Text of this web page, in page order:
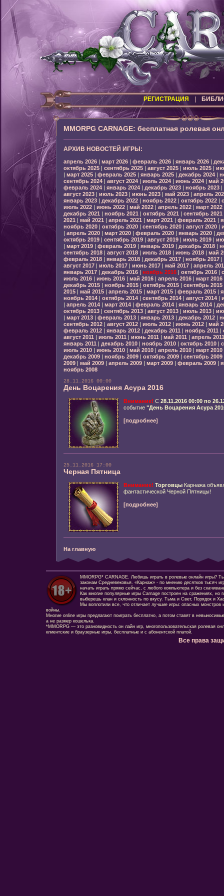
РЕГИСТРАЦИЯ
MMORPG CARNAGE: бесплатная ролевая
АРХИВ НОВОСТЕЙ ИГРЫ:
апрель 2026| март 2026| февраль 2026| январь 2026|
октябрь 2025| сентябрь 2025| август 2025| июль 2025|
| март 2025| февраль 2025| январь 2025| декабрь 2024|
сентябрь 2024| август 2024| июль 2024| июнь 2024| май
февраль 2024| январь 2024| декабрь 2023| ноябрь 2023|
август 2023| июль 2023| июнь 2023| май 2023| апрель
январь 2023| декабрь 2022| ноябрь 2022| октябрь 2022|
июль 2022| июнь 2022| май 2022| апрель 2022| март 2022
декабрь 2021 | ноябрь 2021 | октябрь 2021 | сентябрь 2021
2021 | май 2021 | апрель 2021 | март 2021 | февраль 2021 |
ноябрь 2020| октябрь 2020| сентябрь 2020| август 2020|
| апрель 2020| март 2020| февраль 2020| январь 2020|
октябрь 2019| сентябрь 2019| август 2019| июль 2019|
| март 2019| февраль 2019| январь 2019| декабрь 2018|
сентябрь 2018| август 2018| июль 2018| июнь 2018| май
февраль 2018| январь 2018| декабрь 2017| ноябрь 2017|
август 2017| июль 2017| июнь 2017| май 2017| апрель
январь 2017| декабрь 2016| ноябрь 2016| октябрь 2016|
июль 2016| июнь 2016| май 2016| апрель 2016| март 2016
декабрь 2015| ноябрь 2015| октябрь 2015| сентябрь 2015
2015| май 2015| апрель 2015| март 2015| февраль 2015|
ноябрь 2014| октябрь 2014| сентябрь 2014| август 2014|
| апрель 2014| март 2014| февраль 2014| январь 2014|
октябрь 2013| сентябрь 2013| август 2013| июль 2013|
| март 2013| февраль 2013| январь 2013| декабрь 2012|
сентябрь 2012| август 2012| июль 2012| июнь 2012| май
февраль 2012| январь 2012| декабрь 2011 | ноябрь 2011 |
август 2011 | июль 2011 | июнь 2011 | май 2011 | апрель 2011
январь 2011 | декабрь 2010| ноябрь 2010| октябрь 2010|
июль 2010| июнь 2010| май 2010| апрель 2010| март 2010
декабрь 2009| ноябрь 2009| октябрь 2009| сентябрь 2009
2009| май 2009| апрель 2009| март 2009| февраль 2009|
ноябрь 2008
28.11.2016 00:00
День Воцарения Асура 2016
Внимание! С 28.11.2016 00:00 по
событие "День Воцарения Асура
[подробнее]
25.11.2016 17:00
Черная Пятница
Внимание! Торговцы Карнажа
фантастической Черной Пятницы!
[подробнее]
На главную
MMORPG* CARNAGE. Любишь играть в ролевые онлайн игры?
законам Средневековья. «Карнаж» - по мнению десятков тысяч
начать играть прямо сейчас, с любого компьютера и без
Как многие популярные игры Carnage построен на сражениях, но
выберешь клан и склонность по вкусу. Тьма и Свет, Порядок и
Мы воплотили все, что отличает лучшие игры: опасных монстров
войны.
Многие online игры предлагают поиграть бесплатно, а потом ставят в
а не размер кошелька.
*MMORPG — это разновидность он лайн игр, многопользовательская ролевая
клиентские и браузерные игры, бесплатные и с абонентской платой.
Все права